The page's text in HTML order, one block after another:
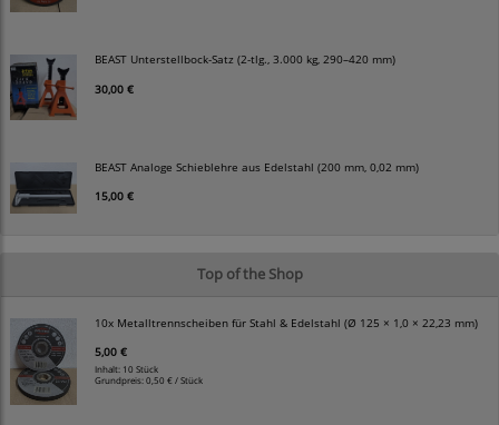
BEAST Unterstellbock-Satz (2-tlg., 3.000 kg, 290–420 mm)
30,00 €
BEAST Analoge Schieblehre aus Edelstahl (200 mm, 0,02 mm)
15,00 €
Top of the Shop
10x Metalltrennscheiben für Stahl & Edelstahl (Ø 125 × 1,0 × 22,23 mm)
5,00 €
Inhalt: 10 Stück
Grundpreis:0,50 € / Stück